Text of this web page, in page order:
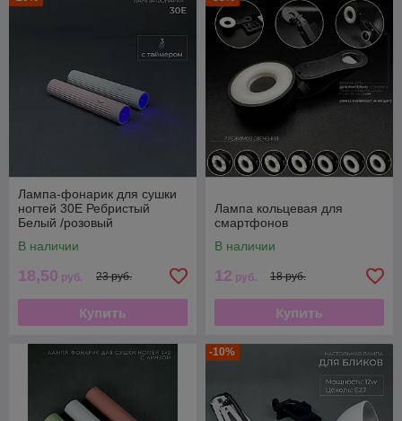
Лампа-фонарик для сушки
ногтей 30E Ребристый
Белый /розовый
В наличии
18,50 руб. 23 руб.
Купить
Лампа кольцевая для
смартфонов
В наличии
12 руб. 18 руб.
Купить
-10%